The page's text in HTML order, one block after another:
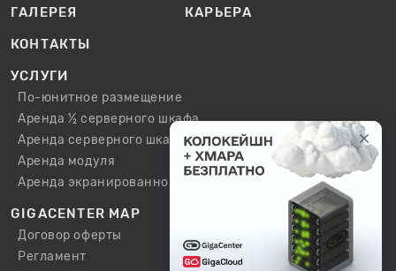
ГАЛЕРЕЯ
КАРЬЕРА
КОНТАКТЫ
УСЛУГИ
По-юнитное размещение
Аренда ½ серверного шкафа
Аренда серверного шкафа
Аренда модуля
Аренда экранированного шкафа / модуля
GIGACENTER MAP
Договор оферты
Регламент